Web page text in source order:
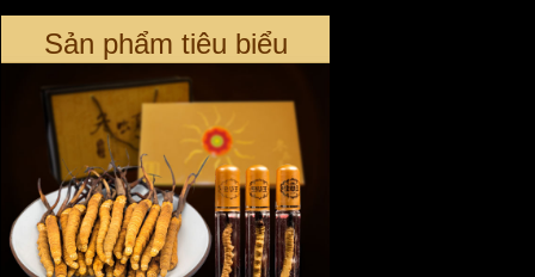
Sản phẩm tiêu biểu
Giá: 6,500,000 VND